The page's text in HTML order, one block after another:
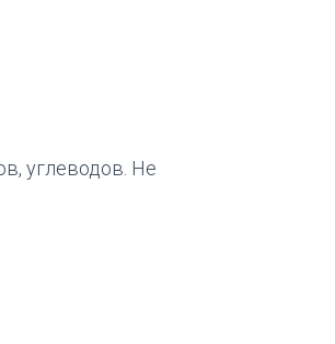
углеводов. Не